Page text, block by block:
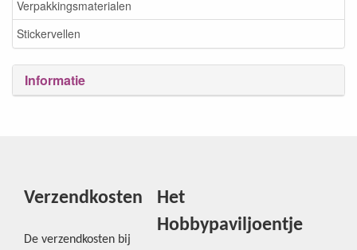
Verpakkingsmaterialen
Stickervellen
Informatie
Verzendkosten
De verzendkosten bij
Het
Hobbypaviljoentje